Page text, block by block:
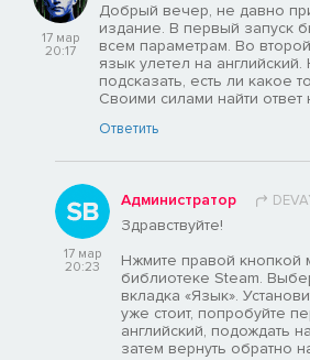
17 мар
20:17
Добрый вечер, не давно
издание. В первый запуск
всем параметрам. Во
язык улетел на
подсказать, есть ли какое
Своими силами найти ответ
Ответить
17 мар
20:23
Администратор
Здравствуйте!
Нжмите правой кнопкой
библиотеке Steam.
вкладка «Язык».
уже стоит, попробуйте
английский, подождать
затем вернуть обратно